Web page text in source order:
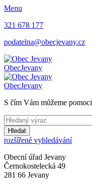
Menu
321 678 177
podatelna@obecjevany.cz
ObecJevany
ObecJevany
S čím Vám můžeme pomoci
Hledat
rozšířené vyhledávání
Obecní úřad Jevany
Černokostelecká 49
281 66 Jevany